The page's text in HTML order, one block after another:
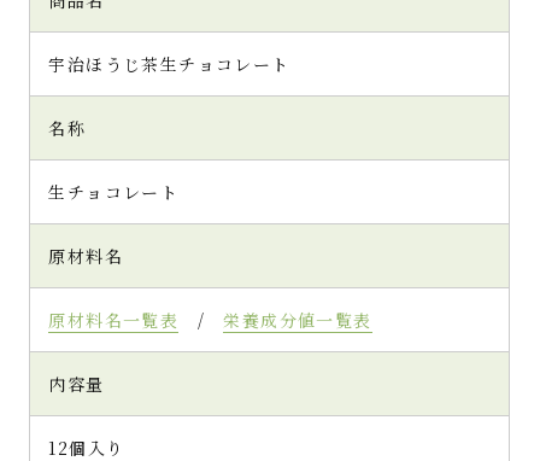
宇治ほうじ茶生チョコレート
名称
生チョコレート
原材料名
原材料名一覧表 /栄養成分値一覧表
内容量
12個入り